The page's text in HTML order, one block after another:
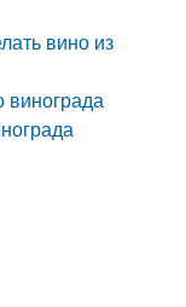
вино из
винограда